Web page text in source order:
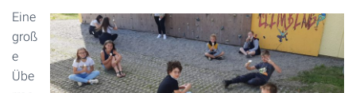
Eine
groß
e
Übe